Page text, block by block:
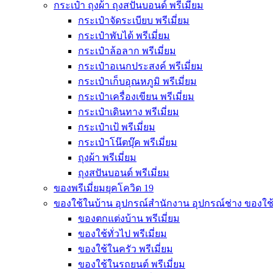
กระเป๋า ถุงผ้า ถุงสปันบอนด์ พรีเมี่ยม
กระเป๋าจัดระเบียบ พรีเมี่ยม
กระเป๋าพับได้ พรีเมี่ยม
กระเป๋าล้อลาก พรีเมี่ยม
กระเป๋าอเนกประสงค์ พรีเมี่ยม
กระเป๋าเก็บอุณหภูมิ พรีเมี่ยม
กระเป๋าเครื่องเขียน พรีเมี่ยม
กระเป๋าเดินทาง พรีเมี่ยม
กระเป๋าเป้ พรีเมี่ยม
กระเป๋าโน๊ตบุ๊ค พรีเมี่ยม
ถุงผ้า พรีเมี่ยม
ถุงสปันบอนด์ พรีเมี่ยม
ของพรีเมี่ยมยุคโควิด 19
ของใช้ในบ้าน อุปกรณ์สำนักงาน อุปกรณ์ช่าง ของใ
ของตกแต่งบ้าน พรีเมี่ยม
ของใช้ทั่วไป พรีเมี่ยม
ของใช้ในครัว พรีเมี่ยม
ของใช้ในรถยนต์ พรีเมี่ยม